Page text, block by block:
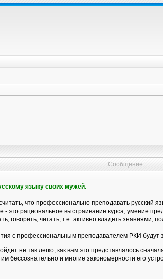
Сообщение
языку своих мужей.
что профессионально преподавать русский
это рациональное выстраивание курса, умение
говорить, читать, т.е. активно владеть знаниями,
с профессиональным преподавателем РКИ будут
не так легко, как вам это представлялось
бессознательно и многие закономерности его